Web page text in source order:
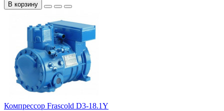
В корзину
Компрессор Frascold D3-18.1Y